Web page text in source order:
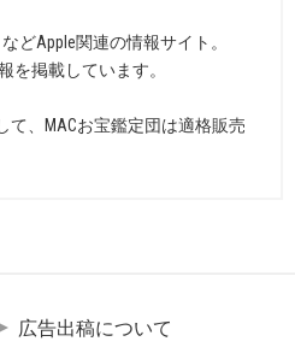
どApple関連の情報サイト。
を掲載しています。
て、MACお宝鑑定団は適格販売
広告出稿について